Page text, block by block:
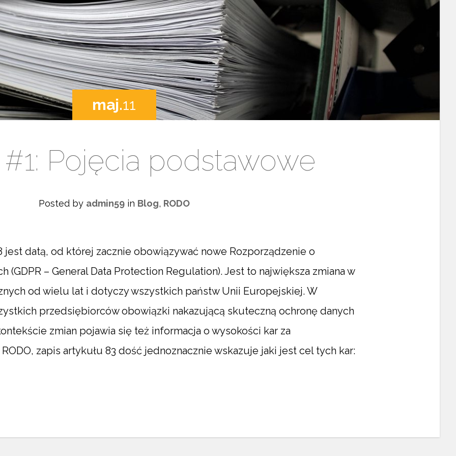
maj.11
Pojęcia podstawowe
Posted by admin59in Blog, RODO
jest datą, od której zacznie obowiązywać nowe Rozporządzenie o
(GDPR – General Data Protection Regulation). Jest to największa zmiana w
od wielu lat i dotyczy wszystkich państw Unii Europejskiej. W
przedsiębiorców obowiązki nakazującą skuteczną ochronę danych
zmian pojawia się też informacja o wysokości kar za
zapis artykułu 83 dość jednoznacznie wskazuje jaki jest cel tych kar: